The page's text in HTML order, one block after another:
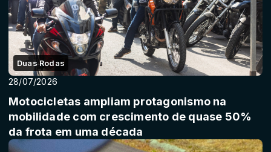
Duas Rodas
28/07/2026
Motocicletas ampliam protagonismo na
mobilidade com crescimento de quase 50%
da frota em uma década